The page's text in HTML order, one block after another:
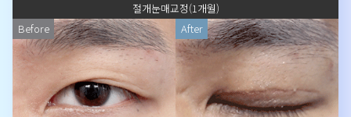
절개눈매교정(1개월)
Before
After